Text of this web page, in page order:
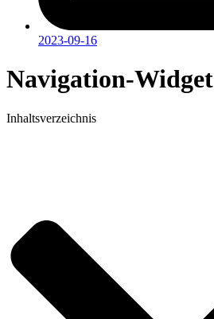
2023-09-16
Navigation-Widget
Inhaltsverzeichnis